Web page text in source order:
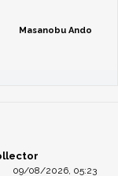
Masanobu Ando
09/08/2026, 05:23